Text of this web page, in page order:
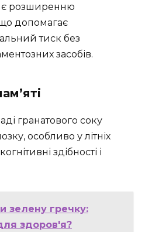
розширенню
допомагає
тиск без
засобів.
гранатового соку
особливо у літніх
здібності і
зелену гречку:
здоров'я?